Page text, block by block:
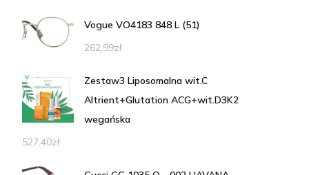
Vogue VO4183 848 L (51)
262,99zł
Zestaw3 Liposomalna wit.C
Altrient+Glutation ACG+wit.D3K2
wegańska
527,40zł